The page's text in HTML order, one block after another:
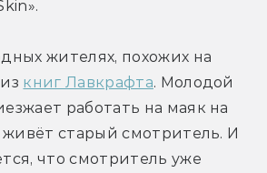
жителях, похожих на
книг Лавкрафта. Молодой
работать на маяк на
живёт старый смотритель. И
что смотритель уже